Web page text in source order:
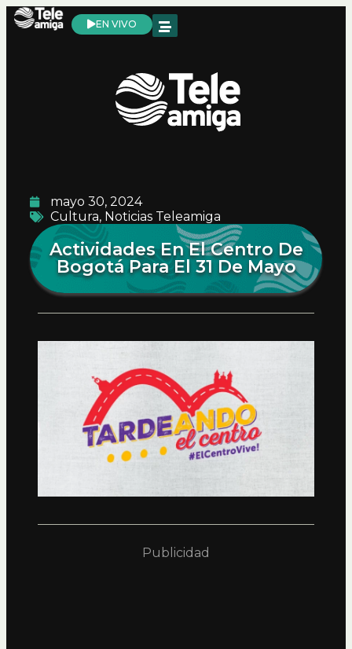
EN VIVO
mayo 30, 2024
Cultura, Noticias Teleamiga
Actividades En El Centro De
Bogotá Para El 31 De Mayo
Publicidad